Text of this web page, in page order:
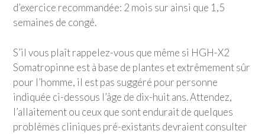
d’exercice recommandée: 2 mois sur ainsi que 1,5
semaines de congé.
S’il vous plaît rappelez-vous que même si HGH-X2
Somatropinne est à base de plantes et extrêmement sûr
pour l’homme, il est pas suggéré pour personne
indiquée ci-dessous l’âge de dix-huit ans. Attendez,
l’allaitement ou ceux que sont endurait de quelques
problèmes cliniques pré-existants devraient consulter